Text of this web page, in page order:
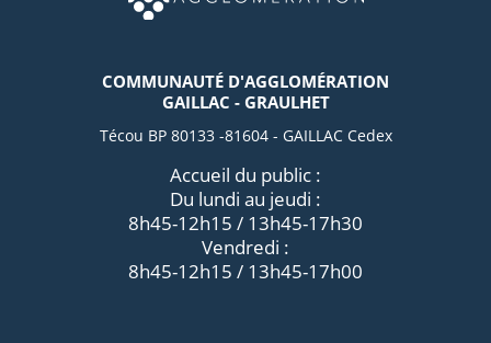
COMMUNAUTÉ D'AGGLOMÉRATION
GAILLAC - GRAULHET
Técou BP 80133 -81604 - GAILLAC Cedex
Accueil du public :
Du lundi au jeudi :
8h45-12h15 / 13h45-17h30
Vendredi :
8h45-12h15 / 13h45-17h00